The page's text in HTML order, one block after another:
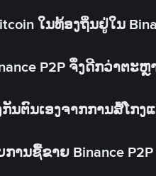
ໃນທ້ອງຖິ່ນຢູ່ໃນ
P2P ຈຶ່ງດີກວ່າຕະຫຼ
ຕົນເອງຈາກການສໍ້ໂກງແ
ການຊື້ຂາຍ Binance P2P